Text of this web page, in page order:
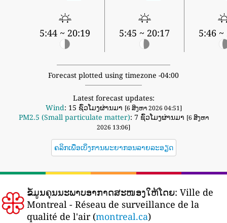
5:44 ~ 20:19 5:45 ~ 20:17 5:46 ~
Forecast plotted using timezone -04:00
Latest forecast updates:
Wind: 15 ຊົ່ວໂມງຜ່ານມາ [6 ສິງຫາ 2026 04:51]
PM2.5 (Small particulate matter): 7 ຊົ່ວໂມງຜ່ານມາ [6 ສິງຫາ
2026 13:06]
ຄລິກເພື່ອເບິ່ງການພະຍາກອນລາຍລະອຽດ
ຂໍ້ມູນຄຸນນະພາບອາກາດສະໜອງໃຫ້ໂດຍ: Ville de
Montreal - Réseau de surveillance de la
qualité de l'air (montreal.ca)